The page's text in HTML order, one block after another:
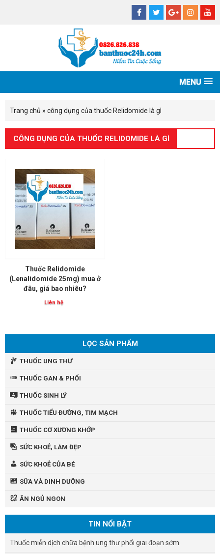
MENU
Trang chủ » công dụng của thuốc Relidomide là gì
CÔNG DỤNG CỦA THUỐC RELIDOMIDE LÀ GÌ
Thuốc Relidomide
(Lenalidomide 25mg) mua ở
đâu, giá bao nhiêu?
Liên hệ
LỌC SẢN PHẨM
THUỐC UNG THƯ
THUỐC GAN & PHỔI
THUỐC SINH LÝ
THUỐC TIỂU ĐƯỜNG, TIM MẠCH
THUỐC CƠ XƯƠNG KHỚP
SỨC KHOẺ, LÀM ĐẸP
SỨC KHOẺ CỦA BÉ
SỮA VÀ DINH DƯỠNG
ĂN NGỦ NGON
TIN NỔI BẬT
Thuốc miễn dịch chữa bệnh ung thư phổi giai đoạn sớm.